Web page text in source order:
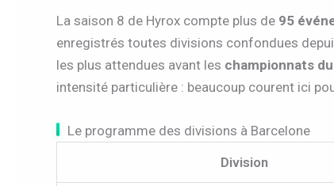
La saison 8 de Hyrox compte plus de 95
enregistrés toutes divisions confondues
les plus attendues avant les championnats
intensité particulière : beaucoup courent ici
Le programme des divisions à Barcelone
Division